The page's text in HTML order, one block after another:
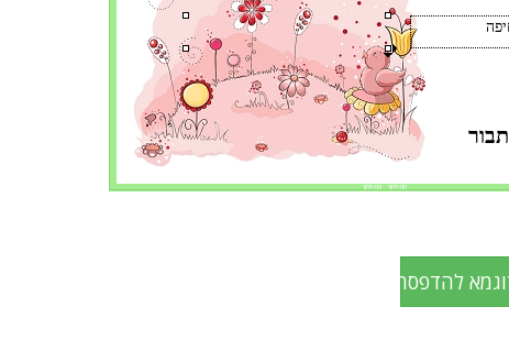
פס חיתוך פס חיתוך
להדפסה